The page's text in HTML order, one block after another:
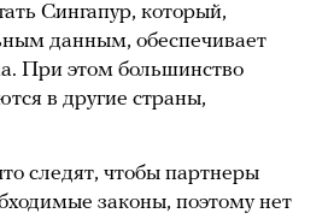
Сингапур, который,
данным, обеспечивает
При этом большинство
в другие страны,
следят, чтобы партнеры
законы, поэтому нет